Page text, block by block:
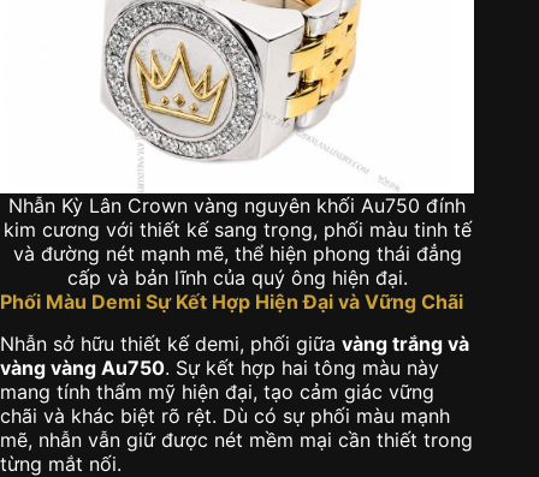
Nhẫn Kỳ Lân Crown vàng nguyên khối Au750 đính
kim cương với thiết kế sang trọng, phối màu tinh tế
và đường nét mạnh mẽ, thể hiện phong thái đẳng
cấp và bản lĩnh của quý ông hiện đại.
Phối Màu Demi Sự Kết Hợp Hiện Đại và Vững Chãi
Nhẫn sở hữu thiết kế demi, phối giữa vàng trắng và
vàng vàng Au750. Sự kết hợp hai tông màu này
mang tính thẩm mỹ hiện đại, tạo cảm giác vững
chãi và khác biệt rõ rệt. Dù có sự phối màu mạnh
mẽ, nhẫn vẫn giữ được nét mềm mại cần thiết trong
từng mắt nối.